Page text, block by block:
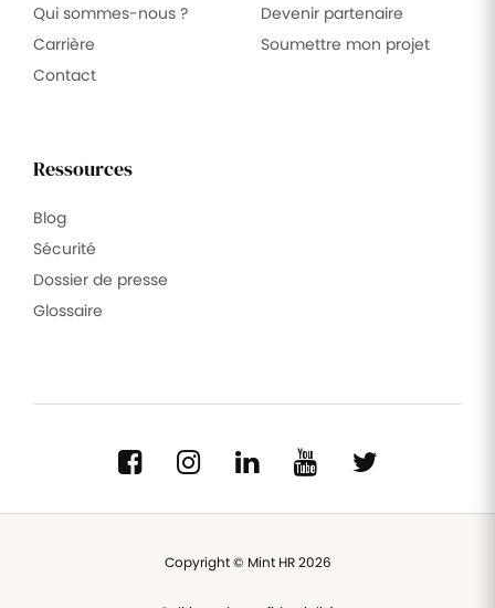
Qui sommes-nous ?
Carrière
Contact
Devenir partenaire
Soumettre mon projet
Ressources
Blog
Sécurité
Dossier de presse
Glossaire
Copyright © Mint HR 2026